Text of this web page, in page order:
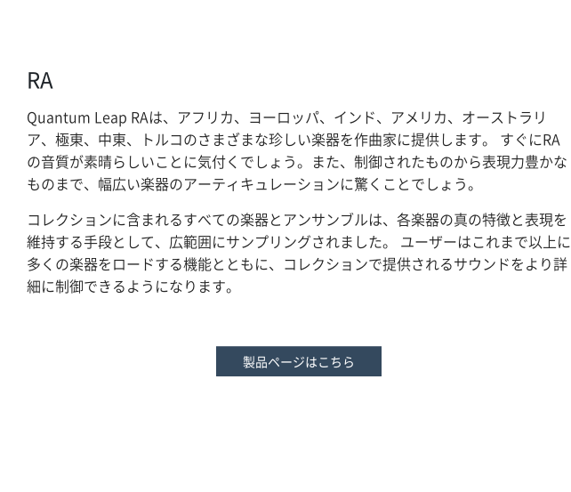
RA
Quantum Leap RAは、アフリカ、ヨーロッパ、インド、アメリカ、オーストラリ
ア、極東、中東、トルコのさまざまな珍しい楽器を作曲家に提供します。 すぐにRA
の音質が素晴らしいことに気付くでしょう。また、制御されたものから表現力豊かな
ものまで、幅広い楽器のアーティキュレーションに驚くことでしょう。
コレクションに含まれるすべての楽器とアンサンブルは、各楽器の真の特徴と表現を
維持する手段として、広範囲にサンプリングされました。 ユーザーはこれまで以上に
多くの楽器をロードする機能とともに、コレクションで提供されるサウンドをより詳
細に制御できるようになります。
製品ページはこちら